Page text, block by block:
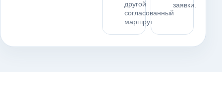
другой
согласованный
маршрут.
заявки.